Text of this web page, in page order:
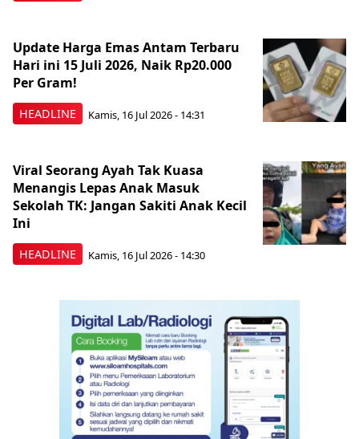
HEADLINE
Update Harga Emas Antam Terbaru
Hari ini 15 Juli 2026, Naik Rp20.000
Per Gram!
Kamis, 16 Jul 2026 - 14:31
HEADLINE
Viral Seorang Ayah Tak Kuasa
Menangis Lepas Anak Masuk
Sekolah TK: Jangan Sakiti Anak Kecil
Ini
Kamis, 16 Jul 2026 - 14:30